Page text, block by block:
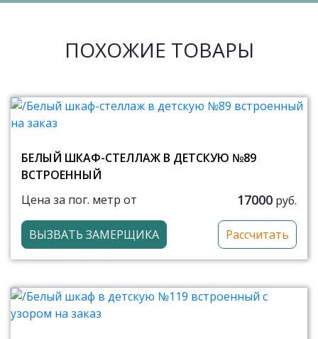
ПОХОЖИЕ ТОВАРЫ
БЕЛЫЙ ШКАФ-СТЕЛЛАЖ В ДЕТСКУЮ №89
ВСТРОЕННЫЙ
Цена за пог. метр от
17000 руб.
ВЫЗВАТЬ ЗАМЕРЩИКА Рассчитать